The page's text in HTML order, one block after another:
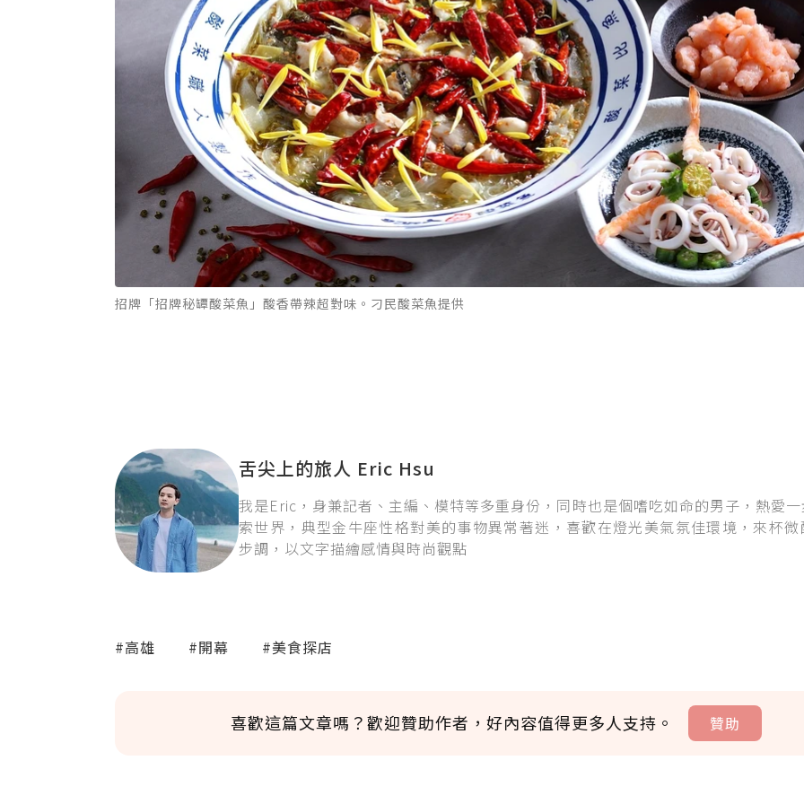
招牌「招牌秘罈酸菜魚」酸香帶辣超對味。刁民酸菜魚提供
舌尖上的旅人 Eric Hsu
我是Eric，身兼記者、主編、模特等多重身份，同時也是個嗜吃如命的男子，熱愛
索世界，典型金牛座性格對美的事物異常著迷，喜歡在燈光美氣氛佳環境，來杯
步調，以文字描繪感情與時尚觀點
#高雄 #開幕 #美食探店
喜歡這篇文章嗎？歡迎贊助作者，好內容值得更多人支持。 贊助